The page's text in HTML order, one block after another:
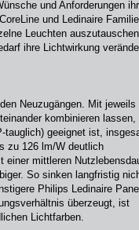
und Anforderungen
und Ledinaire
Leuchten
ihre Lichtwirkung
Neuzugängen. Mit jeweils
kombinieren lassen,
tauglich) geeignet ist,
zu 126 lm/W deutlich
einer mittleren
So sinken langfristig
Philips Ledinaire
überzeugt, ist
Lichtfarben.